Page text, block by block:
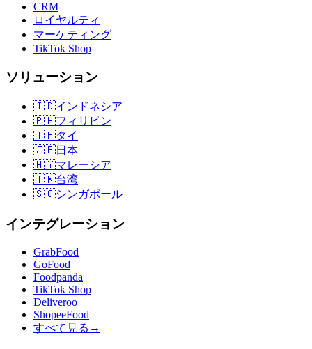
CRM
ロイヤルティ
マーケティング
TikTok Shop
ソリューション
🇮🇩インドネシア
🇵🇭フィリピン
🇹🇭タイ
🇯🇵日本
🇲🇾マレーシア
🇹🇼台湾
🇸🇬シンガポール
インテグレーション
GrabFood
GoFood
Foodpanda
TikTok Shop
Deliveroo
ShopeeFood
すべて見る →